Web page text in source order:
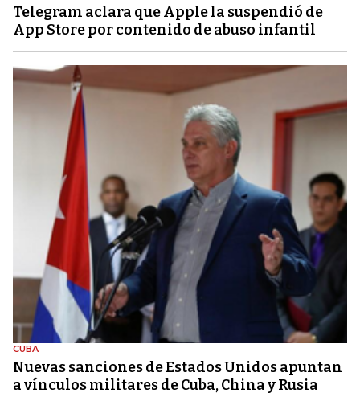
Telegram aclara que Apple la suspendió de
App Store por contenido de abuso infantil
CUBA
Nuevas sanciones de Estados Unidos apuntan
a vínculos militares de Cuba, China y Rusia